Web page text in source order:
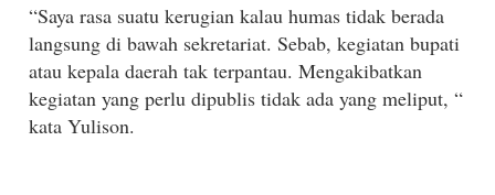
“Saya rasa suatu kerugian kalau humas tidak berada
langsung di bawah sekretariat. Sebab, kegiatan bupati
atau kepala daerah tak terpantau. Mengakibatkan
kegiatan yang perlu dipublis tidak ada yang meliput, “
kata Yulison.